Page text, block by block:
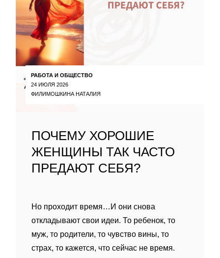
РАБОТА И ОБЩЕСТВО
24 ИЮЛЯ 2026
ФИЛИМОШКИНА НАТАЛИЯ
ПОЧЕМУ ХОРОШИЕ
ЖЕНЩИНЫ ТАК ЧАСТО
ПРЕДАЮТ СЕБЯ?
Но проходит время…И они снова
откладывают свои идеи. То ребенок, то
муж, то родители, то чувство вины, то
страх, то кажется, что сейчас не время.